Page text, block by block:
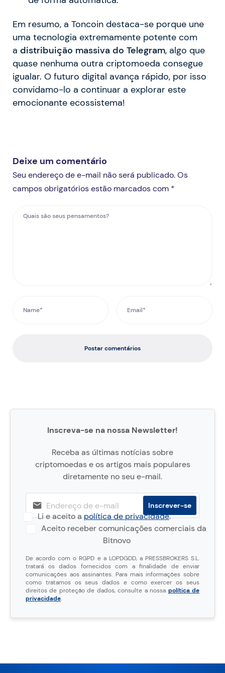
Em resumo, a Toncoin destaca-se porque une
uma tecnologia extremamente potente com
a distribuição massiva do Telegram, algo que
quase nenhuma outra criptomoeda consegue
igualar. O futuro digital avança rápido, por isso
convidamo-lo a continuar a explorar este
emocionante ecossistema!
Deixe um comentário
Seu endereço de e-mail não será publicado. Os
campos obrigatórios estão marcados com *
Postar comentários
Inscreva-se na nossa Newsletter!
Receba as últimas notícias sobre
criptomoedas e os artigos mais populares
diretamente no seu e-mail.
Li e aceito apolítica de privacidade.
Aceito receber comunicações comerciais da
Bitnovo
De acordo com o RGPD e a LOPDGDD, a PRESSBROKERS S.L.
tratará os dados fornecidos com a finalidade de enviar
comunicações aos assinantes. Para mais informações sobre
como tratamos os seus dados e como exercer os seus
direitos de proteção de dados, consulte a nossa política de
privacidade.